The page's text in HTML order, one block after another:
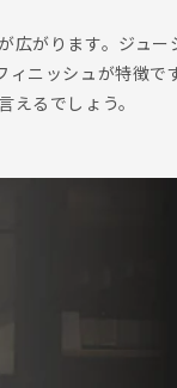
広がります。ジュー
ニッシュが特徴で
るでしょう。